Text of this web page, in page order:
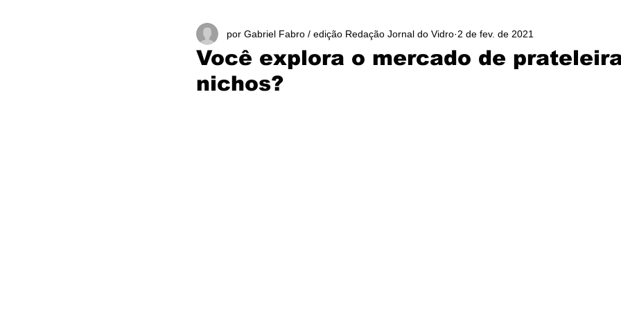
Você explora o mercado de
nichos?
por Gabriel Fabro / edição Redação Jornal do Vidro 2 de fev. de 2021